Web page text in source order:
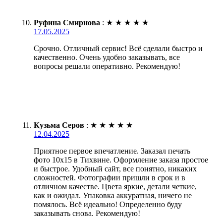
Руфина Смирнова : ★ ★ ★ ★ ★
17.05.2025
Срочно. Отличный сервис! Всё сделали быстро и
качественно. Очень удобно заказывать, все
вопросы решали оперативно. Рекомендую!
Кузьма Серов : ★ ★ ★ ★ ★
12.04.2025
Приятное первое впечатление. Заказал печать
фото 10х15 в Тихвине. Оформление заказа простое
и быстрое. Удобный сайт, все понятно, никаких
сложностей. Фотографии пришли в срок и в
отличном качестве. Цвета яркие, детали четкие,
как и ожидал. Упаковка аккуратная, ничего не
помялось. Всё идеально! Определенно буду
заказывать снова. Рекомендую!